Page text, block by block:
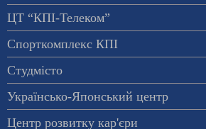
ЦТ “КПІ-Телеком”
Спорткомплекс КПІ
Студмісто
Українсько-Японський центр
Центр розвитку кар'єри